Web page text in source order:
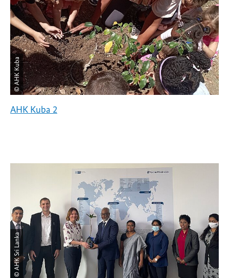
© AHK Kuba
AHK Kuba 2
© AHK Sri Lanka